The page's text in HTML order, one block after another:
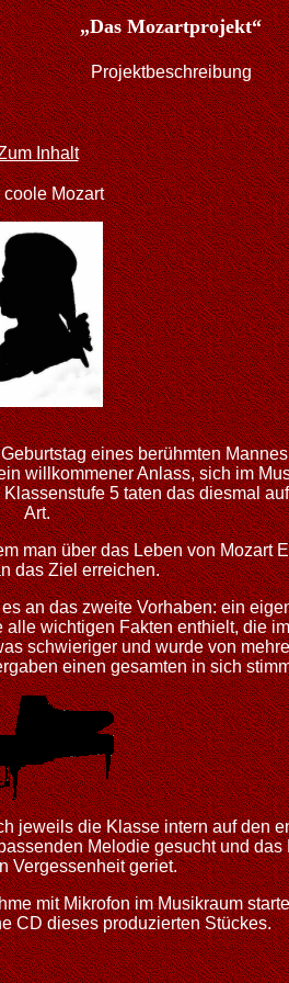
„Das Mozartprojekt“
Projektbeschreibung
Inhalt
coole Mozart
eines berühmten
willkommener Anlass, sich im
5 taten das diesmal
Art.
man über das Leben von Mozart
das Ziel erreichen.
an das zweite Vorhaben: ein
wichtigen Fakten enthielt, die
schwieriger und wurde von
einen gesamten in sich
jeweils die Klasse intern auf den
Melodie gesucht und das
Vergessenheit geriet.
mit Mikrofon im Musikraum
CD dieses produzierten Stückes.